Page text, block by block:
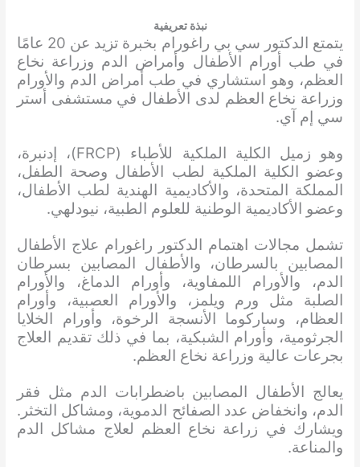
نبذة تعريفية
يتمتع الدكتور سي بي راغورام بخبرة تزيد عن 20 عامًا
في طب أورام الأطفال وأمراض الدم وزراعة نخاع
العظم، وهو استشاري في طب أمراض الدم والأورام
وزراعة نخاع العظم لدى الأطفال في مستشفى أستر
سي إم آي.
وهو زميل الكلية الملكية للأطباء (FRCP)، إدنبرة،
وعضو الكلية الملكية لطب الأطفال وصحة الطفل،
المملكة المتحدة، والأكاديمية الهندية لطب الأطفال،
وعضو الأكاديمية الوطنية للعلوم الطبية، نيودلهي.
تشمل مجالات اهتمام الدكتور راغورام علاج الأطفال
المصابين بالسرطان، والأطفال المصابين بسرطان
الدم، والأورام اللمفاوية، وأورام الدماغ، والأورام
الصلبة مثل ورم ويلمز، والأورام العصبية، وأورام
العظام، وساركوما الأنسجة الرخوة، وأورام الخلايا
الجرثومية، وأورام الشبكية، بما في ذلك تقديم العلاج
بجرعات عالية وزراعة نخاع العظم.
يعالج الأطفال المصابين باضطرابات الدم مثل فقر
الدم، وانخفاض عدد الصفائح الدموية، ومشاكل التخثر.
ويشارك في زراعة نخاع العظم لعلاج مشاكل الدم
والمناعة.